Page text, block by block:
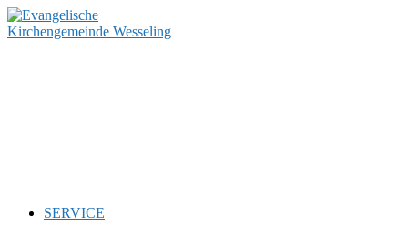
Zum
Inhalt
SERVICE